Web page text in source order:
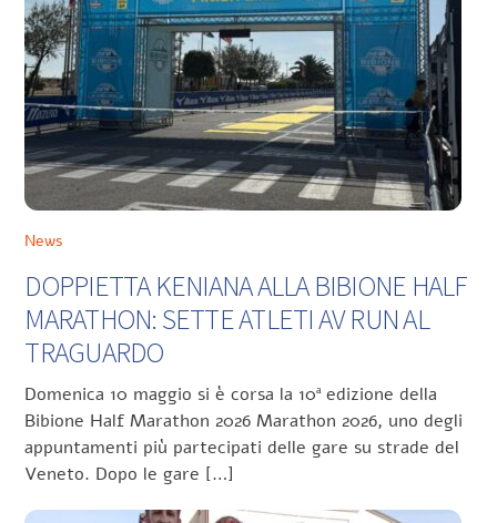
News
DOPPIETTA KENIANA ALLA BIBIONE HALF
MARATHON: SETTE ATLETI AV RUN AL
TRAGUARDO
Domenica 10 maggio si è corsa la 10ª edizione della
Bibione Half Marathon 2026 Marathon 2026, uno degli
appuntamenti più partecipati delle gare su strade del
Veneto. Dopo le gare […]